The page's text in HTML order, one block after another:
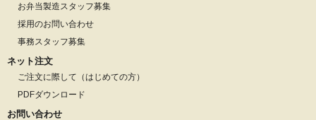
お弁当製造スタッフ募集
採用のお問い合わせ
事務スタッフ募集
ネット注文
ご注文に際して（はじめての方）
PDFダウンロード
お問い合わせ